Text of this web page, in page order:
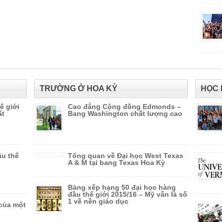
giới
thế
một
TRƯỜNG Ở HOA KỲ
Cao đẳng Cộng đồng Edmonds –
Bang Washington chất lượng cao
Tổng quan về Đại học West Texas
A & M tại bang Texas Hoa Kỳ
Bảng xếp hạng 50 đại học hàng
đầu thế giới 2015/16 – Mỹ vẫn là số
1 về nền giáo dục
HỌC